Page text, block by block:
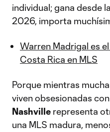
individual; gana desde
2026, importa
Warren Madrigal es
Costa Rica en MLS
Porque mientras
viven obsesionadas
Nashville representa
una MLS madura,